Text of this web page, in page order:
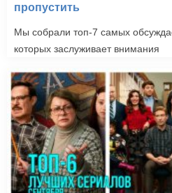
пропустить
Мы собрали топ-7 самых
которых заслуживает внимания